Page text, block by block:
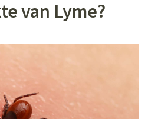
van Lyme?